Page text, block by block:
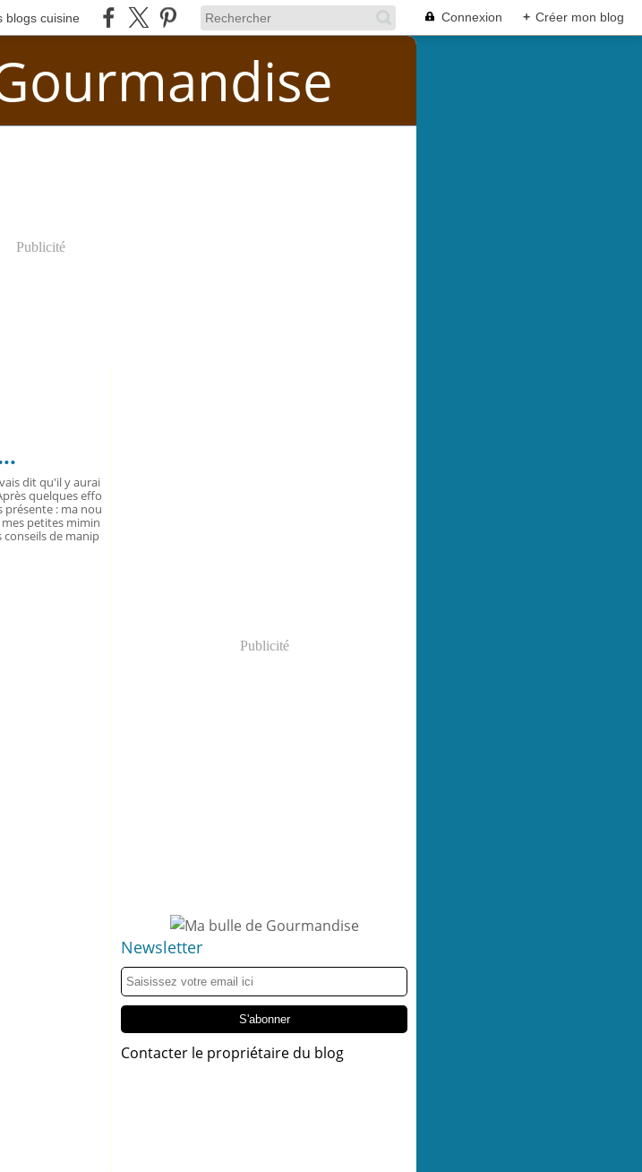
blogs cuisine Connexion + Créer mon blog
Publicité
dit qu'il y aurai
quelques effo
présente : ma nou
mes petites mimin
conseils de manip
Publicité
Newsletter
Contacter le propriétaire du blog